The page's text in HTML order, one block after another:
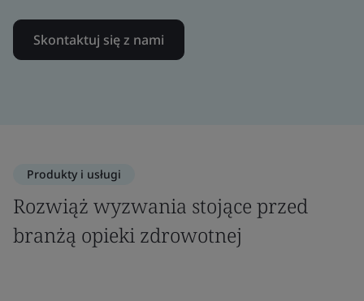
Skontaktuj się z nami
Produkty i usługi
Rozwiąż wyzwania stojące przed
branżą opieki zdrowotnej